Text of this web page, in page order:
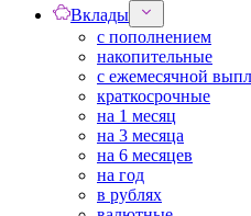
Вклады
с пополнением
накопительные
с ежемесячной
краткосрочные
на 1 месяц
на 3 месяца
на 6 месяцев
на год
в рублях